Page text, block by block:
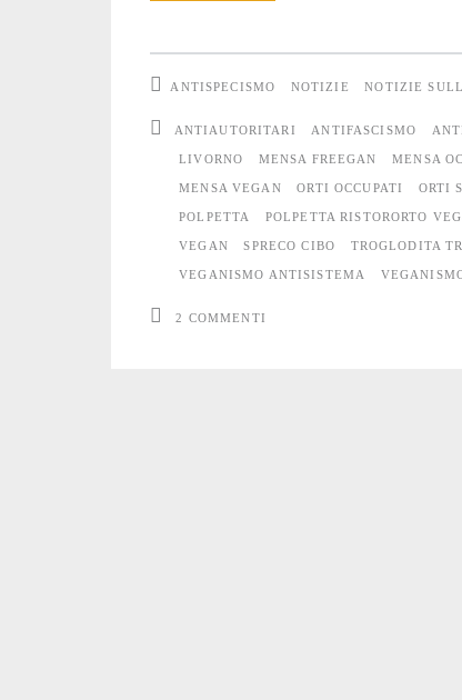
non
ha
soldi
non
paga
ANTISPECISMO NOTIZIE NOTIZIE
ANTIAUTORITARI ANTIFASCISMO
LIVORNO MENSA FREEGAN MENSA
MENSA VEGAN ORTI OCCUPATI ORTI
POLPETTA POLPETTA RISTORORTO
VEGAN SPRECO CIBO TROGLODITA
VEGANISMO ANTISISTEMA
2 COMMENTI